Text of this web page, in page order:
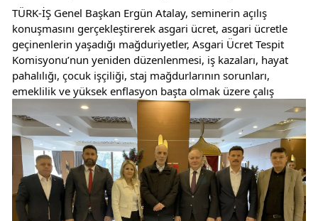
TÜRK-İŞ Genel Başkan Ergün Atalay, seminerin açılış
konuşmasını gerçekleştirerek asgari ücret, asgari ücretle
geçinenlerin yaşadığı mağduriyetler, Asgari Ücret Tespit
Komisyonu’nun yeniden düzenlenmesi, iş kazaları, hayat
pahalılığı, çocuk işçiliği, staj mağdurlarının sorunları,
emeklilik ve yüksek enflasyon başta olmak üzere çalış